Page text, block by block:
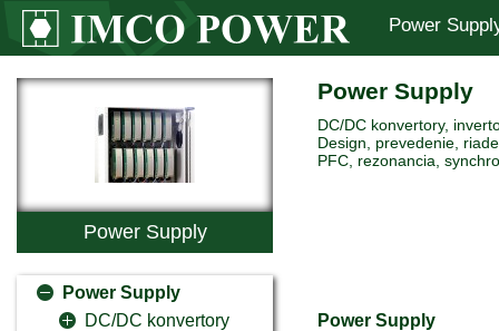
Power
Power Supply
Power Supply
DC/DC konvertory
Power Supply
DC/DC konvertory,
Design, prevedenie,
PFC, rezonancia,
Power Supply